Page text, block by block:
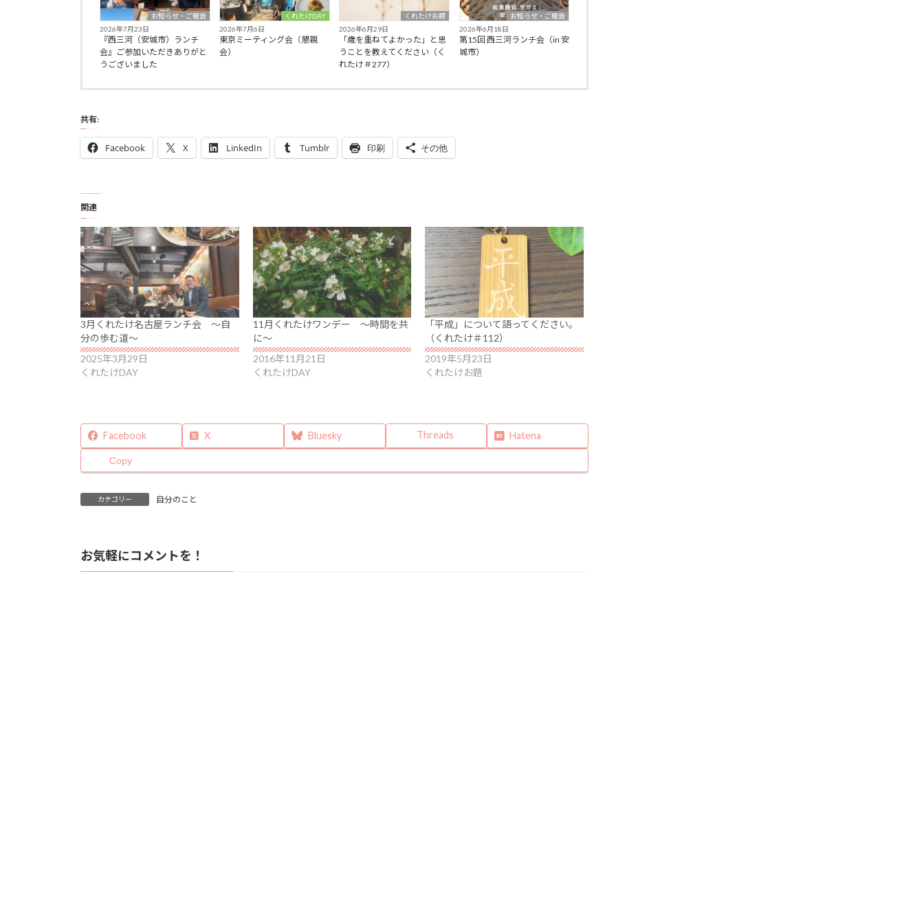
お知らせ・ご報告
2026年7月23日
『西三河（安城市）ランチ
会』ご参加いただきありがと
うございました
くれたけDAY
2026年7月6日
東京ミーティング会（懇親
会）
くれたけお題
2026年6月29日
「歳を重ねてよかった」と思
うことを教えてください（く
れたけ＃277）
お知らせ・ご報告
2026年6月18日
第15回 西三河ランチ会（in 安
城市）
共有:
Facebook X LinkedIn Tumblr 印刷 その他
関連
3月くれたけ名古屋ランチ会 ～自
分の歩む道～
2025年3月29日
くれたけDAY
11月くれたけワンデー ～時間を共
に～
2016年11月21日
くれたけDAY
「平成」について語ってください。
（くれたけ＃112）
2019年5月23日
くれたけお題
Facebook X Bluesky Threads Hatena
Copy
カテゴリー 自分のこと
お気軽にコメントを！